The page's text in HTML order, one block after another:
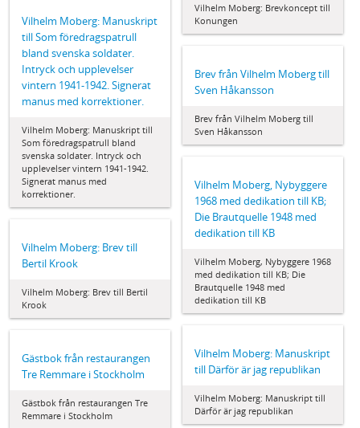
Vilhelm Moberg: Brevkoncept till
Konungen
Vilhelm Moberg: Manuskript
till Som föredragspatrull
bland svenska soldater.
Intryck och upplevelser
vintern 1941-1942. Signerat
manus med korrektioner.
Vilhelm Moberg: Manuskript till
Som föredragspatrull bland
svenska soldater. Intryck och
upplevelser vintern 1941-1942.
Signerat manus med
korrektioner.
Brev från Vilhelm Moberg till
Sven Håkansson
Brev från Vilhelm Moberg till
Sven Håkansson
Vilhelm Moberg, Nybyggere
1968 med dedikation till KB;
Die Brautquelle 1948 med
dedikation till KB
Vilhelm Moberg, Nybyggere 1968
med dedikation till KB; Die
Brautquelle 1948 med
dedikation till KB
Vilhelm Moberg: Brev till
Bertil Krook
Vilhelm Moberg: Brev till Bertil
Krook
Vilhelm Moberg: Manuskript
till Därför är jag republikan
Vilhelm Moberg: Manuskript till
Därför är jag republikan
Gästbok från restaurangen
Tre Remmare i Stockholm
Gästbok från restaurangen Tre
Remmare i Stockholm